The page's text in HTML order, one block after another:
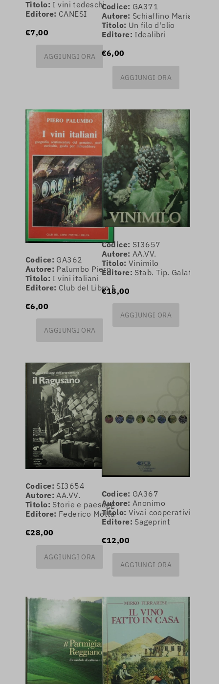
Titolo: I vini tedeschi
Editore: CANESI
€7,00
AGGIUNGI ORA
Codice: GA371
Autore: Schiaffino Mariarosa
Titolo: Un filo d'olio
Editore: Idealibri
€6,00
AGGIUNGI ORA
Codice: GA362
Autore: Palumbo Piero
Titolo: I vini italiani
Editore: Club del Libro Fratelli Melita
€6,00
AGGIUNGI ORA
Codice: SI3657
Autore: AA.VV.
Titolo: Vinimilo
Editore: Stab. Tip. Galatea
€18,00
AGGIUNGI ORA
Codice: SI3654
Autore: AA.VV.
Titolo: Storie e paesaggi dell'arte casearia - Il
Editore: Federico Motta Editore
€28,00
AGGIUNGI ORA
Codice: GA367
Autore: Anonimo
Titolo: Vivai cooperativi
Editore: Sageprint
€12,00
AGGIUNGI ORA